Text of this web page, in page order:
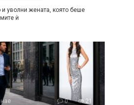
и уволни жената, която беше
ѝ
0 21